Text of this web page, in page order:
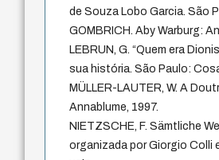
de Souza Lobo Garcia. São
GOMBRICH. Aby Warburg:
LEBRUN, G. “Quem era
sua história. São Paulo:
MÜLLER-LAUTER, W. A
Annablume, 1997.
NIETZSCHE, F. Sämtliche
organizada por Giorgio Colli